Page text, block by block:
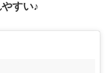
すい♪